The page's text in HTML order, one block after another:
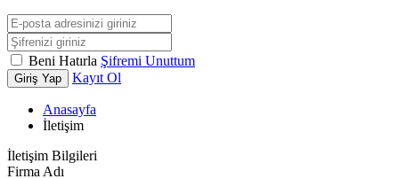
Beni Hatırla Şifremi Unuttum
Giriş Yap Kayıt Ol
Anasayfa
İletişim
İletişim Bilgileri
Firma Adı